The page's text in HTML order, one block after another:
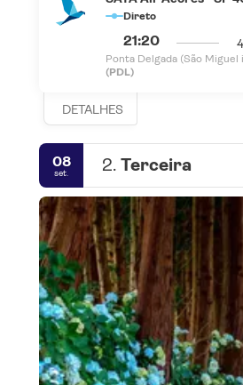
Direto
21:20
Ponta Delgada (São Miguel
(PDL)
DETALHES
08
set. 2. Terceira